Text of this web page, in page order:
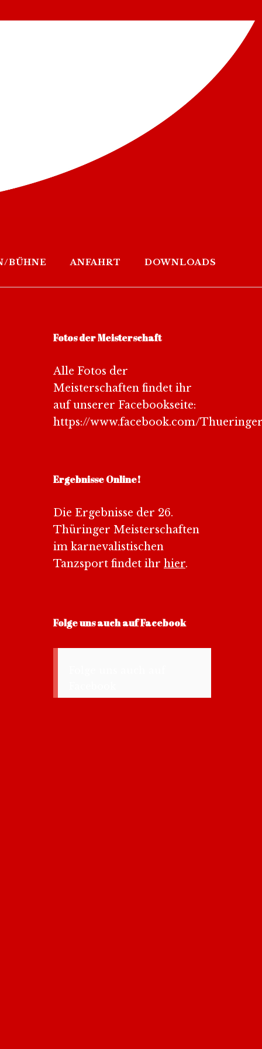
BÜHNE ANFAHRT DOWNLOADS
Fotos der Meisterschaft
Alle Fotos der
Meisterschaften findet ihr
auf unserer Facebookseite:
https://www.facebook.com/
Ergebnisse Online!
Die Ergebnisse der 26.
Thüringer Meisterschaften
im karnevalistischen
Tanzsport findet ihr hier.
Folge uns auch auf Facebook